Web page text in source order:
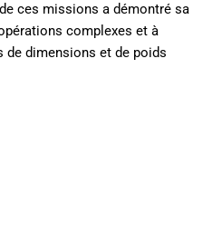
ces missions a démontré sa
complexes et à
de dimensions et de poids